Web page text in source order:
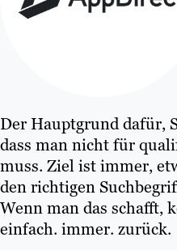
Der Hauptgrund dafür,
dass man nicht für
muss. Ziel ist immer,
den richtigen
Wenn man das schafft,
einfach. immer. zurück.